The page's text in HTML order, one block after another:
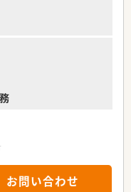
様に寄り添ったサービスを
す。ドミナント展開して
互い様精神で助け合いな
トなどにも取り組みたい
を求めている方
お問い合わせ